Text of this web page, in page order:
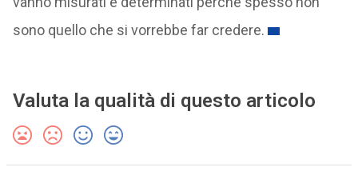
sono quello che si vorrebbe far credere.
Valuta la qualità di questo articolo